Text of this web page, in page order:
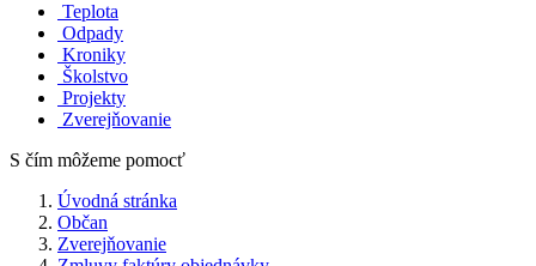
Teplota
Odpady
Kroniky
Školstvo
Projekty
Zverejňovanie
S čím môžeme pomocť
Úvodná stránka
Občan
Zverejňovanie